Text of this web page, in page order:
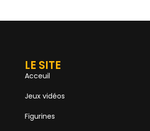
LE SITE
Acceuil
Jeux vidéos
Figurines